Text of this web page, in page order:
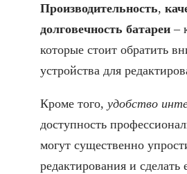
Производительность,
долговечность батареи –
которые стоит обратить
устройства для
Кроме того, удобство
доступность
могут существенно
редактирования и сделать